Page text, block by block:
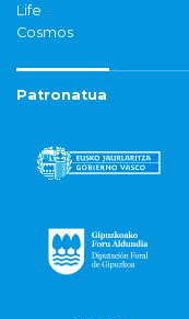
Life
Cosmos
Patronatua